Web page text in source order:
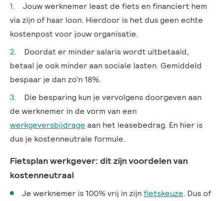
Jouw werknemer least de fiets en financiert hem
via zijn of haar loon. Hierdoor is het dus geen echte
kostenpost voor jouw organisatie.
Doordat er minder salaris wordt uitbetaald,
betaal je ook minder aan sociale lasten. Gemiddeld
bespaar je dan zo’n 18%.
Die besparing kun je vervolgens doorgeven aan
de werknemer in de vorm van een
werkgeversbijdrage aan het leasebedrag. En hier is
dus je kostenneutrale formule.
Fietsplan werkgever: dit zijn voordelen van
kostenneutraal
Je werknemer is 100% vrij in zijn fietskeuze . Dus of